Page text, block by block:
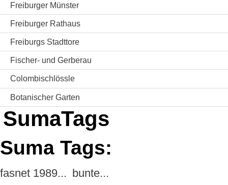
Freiburger Münster
Freiburger Rathaus
Freiburgs Stadttore
Fischer- und Gerberau
Colombischlössle
Botanischer Garten
SumaTags
Suma Tags:
fasnet 1989... bunte...